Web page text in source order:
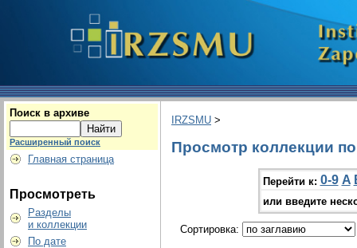
Поиск в архиве
Расширенный поиск
Главная страница
Просмотреть
Разделы
и коллекции
По дате
IRZSMU >
Просмотр коллекции
Перейти к: 0-9 A
или введите
Сортировка: